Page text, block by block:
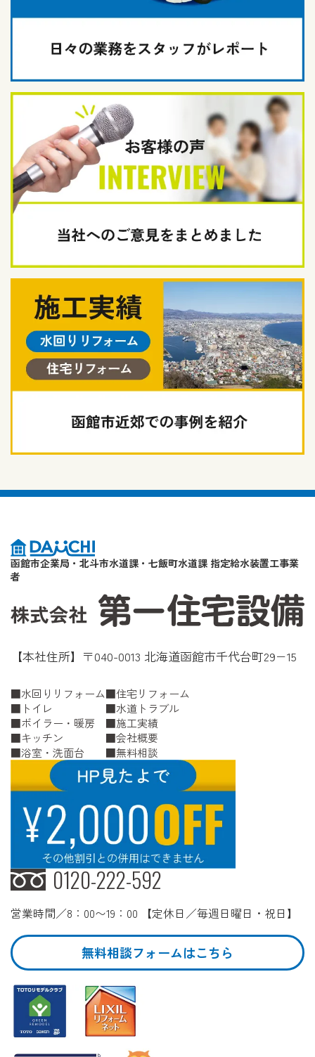
函館市企業局・北斗市水道課・七飯町水道課 指定給水装置工事業
者
【本社住所】〒040-0013 北海道函館市千代台町29−15
水回りリフォーム
トイレ
ボイラー・暖房
キッチン
浴室・洗面台
住宅リフォーム
水道トラブル
施工実績
会社概要
無料相談
0120-222-592
営業時間／8：00〜19：00 【定休日／毎週日曜日・祝日】
無料相談フォームはこちら